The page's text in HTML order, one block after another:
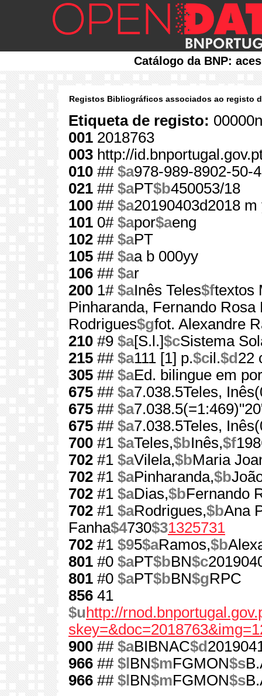
Catálogo da BNP:
Registos Bibliográficos associados ao registo
Etiqueta de registo:
001 2018763
003 http://
010 ## $a978-989-8902-50-4
021 ## $aPT$b450053/18
100 ## $a20190403d2018
101 0# $apor$aeng
102 ## $aPT
105 ## $aa b 000yy
106 ## $ar
200 1# $aInês Teles$ftextos
Pinharanda, Fernando Rosa
Rodrigues$gfot. Alexandre
210 #9 $a[S.l.]$cSistema
215 ## $a111 [1] p.$cil.$d 22
305 ## $aEd. bilingue em
675 ## $a7.038.5Teles,
675 ## $a
675 ## $a7.038.5Teles,
700 #1 $aTeles,$bInês,$f
702 #1 $aVilela,$bMaria
702 #1 $aPinharanda,$b
702 #1 $aDias,$bFernando
702 #1 $aRodrigues,$bAna
Fanha$4730$31325731
702 #1 $95$aRamos,$b
801 #0 $aPT$bBN$c
801 #0 $aPT$bBN$gRPC
856 41
$u http://
900 ## $aBIBNAC$d
966 ## $l BN$mFGMON$s
966 ## $l BN$mFGMON$s